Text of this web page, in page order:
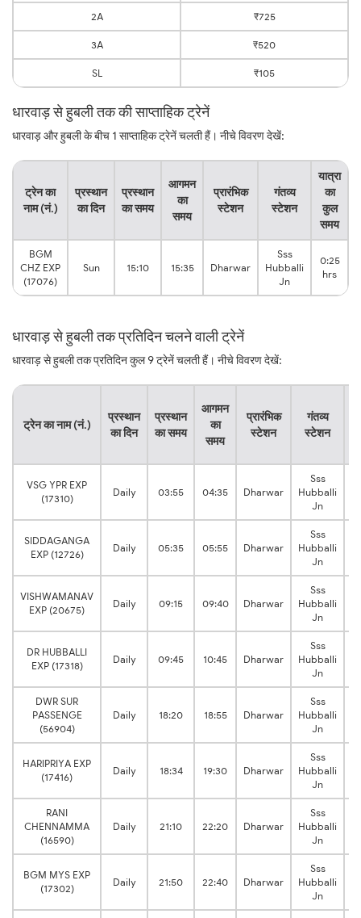
2A ₹725
3A ₹520
SL ₹105
धारवाड़ से हुबली तक की साप्ताहिक ट्रेनें
धारवाड़ और हुबली के बीच 1 साप्ताहिक ट्रेनें चलती हैं। नीचे विवरण देखें:
ट्रेन का
नाम (नं.)
प्रस्थान
का दिन
प्रस्थान
का समय
आगमन
का
समय
प्रारंभिक
स्टेशन
गंतव्य
स्टेशन
यात्रा
का
कुल
समय
BGM
CHZ EXP
(17076)
Sun 15:10 15:35 Dharwar
Sss
Hubballi
Jn
0:25
hrs
धारवाड़ से हुबली तक प्रतिदिन चलने वाली ट्रेनें
धारवाड़ से हुबली तक प्रतिदिन कुल 9 ट्रेनें चलती हैं। नीचे विवरण देखें:
ट्रेन का नाम (नं.)
प्रस्थान
का दिन
प्रस्थान
का समय
आगमन
का
समय
प्रारंभिक
स्टेशन
गंतव्य
स्टेशन
VSG YPR EXP
(17310)
Daily 03:55 04:35 Dharwar
Sss
Hubballi
Jn
SIDDAGANGA
EXP (12726)
Daily 05:35 05:55 Dharwar
Sss
Hubballi
Jn
VISHWAMANAV
EXP (20675)
Daily 09:15 09:40 Dharwar
Sss
Hubballi
Jn
DR HUBBALLI
EXP (17318)
Daily 09:45 10:45 Dharwar
Sss
Hubballi
Jn
DWR SUR
PASSENGE
(56904)
Daily 18:20 18:55 Dharwar
Sss
Hubballi
Jn
HARIPRIYA EXP
(17416)
Daily 18:34 19:30 Dharwar
Sss
Hubballi
Jn
RANI
CHENNAMMA
(16590)
Daily 21:10 22:20 Dharwar
Sss
Hubballi
Jn
BGM MYS EXP
(17302)
Daily 21:50 22:40 Dharwar
Sss
Hubballi
Jn